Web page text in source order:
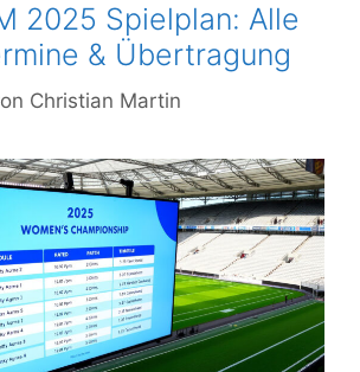
2025 Spielplan: Alle
& Übertragung
Christian Martin